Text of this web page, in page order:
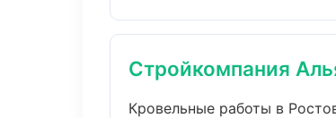
Стройкомпания
Кровельные работы в